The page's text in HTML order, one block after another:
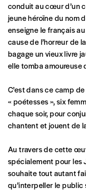
A partir de
l’interculturel,
Le prix libre
par l’acheteur
peut être une
qu’il estime
d’affirmer
solidarité, nous
vous-mêmes
Cette valeur
manière, vous
de rédaction
motivations.
conduit au cœur d’un
jeune héroïne du nom
enseigne le français
cause de l’horreur de
bagage un vieux livre
elle tomba amoureuse
C’est dans ce camp
« poétesses », six
chaque soir, pour
chantent et jouent de
Au travers de cette
spécialement pour les
souhaite tout autant
qu’interpeller le